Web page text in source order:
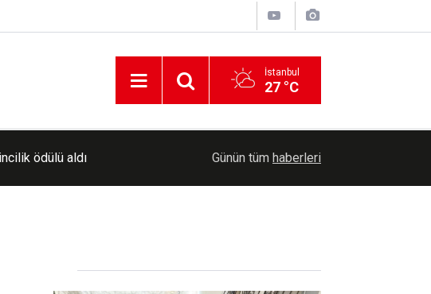
İstanbul
27 °C
Serbest piyasada döviz kurları ne kadar?
Günün tüm haberleri